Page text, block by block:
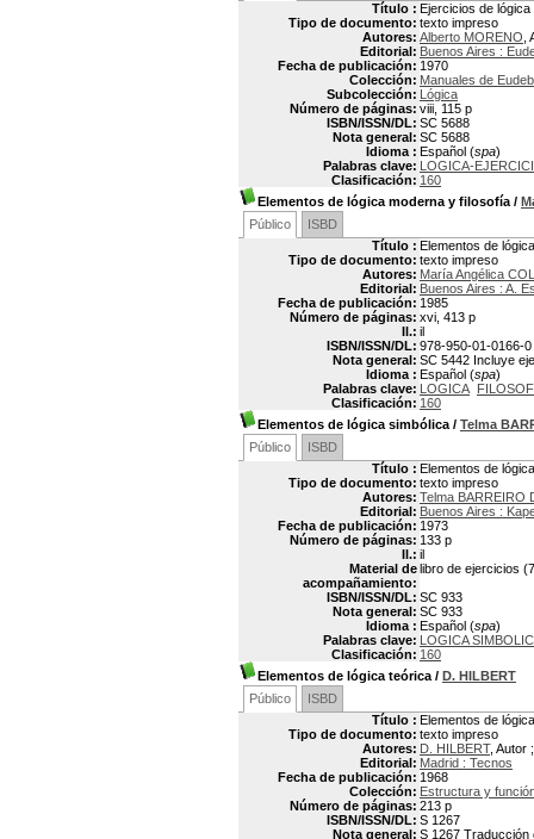
Título : Ejercicios de lógica
Tipo de documento: texto impreso
Autores: Alberto MORENO ,
Editorial: Buenos Aires :
Fecha de publicación: 1970
Colección: Manuales de
Subcolección: Lógica
Número de páginas: viii, 115 p
ISBN/ISSN/DL: SC 5688
Nota general: SC 5688
Idioma : Español (spa)
Palabras clave: LOGICA-
Clasificación: 160
Elementos de lógica moderna y filosofía /
Público
ISBD
Título : Elementos de
Tipo de documento: texto impreso
Autores: María Angélica
Editorial: Buenos Aires : A.
Fecha de publicación: 1985
Número de páginas: xvi, 413 p
Il.: il
ISBN/ISSN/DL: 978-950-01-0166-0
Nota general: SC 5442 Incluye
Idioma : Español (spa)
Palabras clave: LOGICA
Clasificación: 160
Elementos de lógica simbólica / Telma
Público
ISBD
Título : Elementos de
Tipo de documento: texto impreso
Autores: Telma BARREIRO
Editorial: Buenos Aires :
Fecha de publicación: 1973
Número de páginas: 133 p
Il.: il
Material de
acompañamiento:
libro de ejercicios
ISBN/ISSN/DL: SC 933
Nota general: SC 933
Idioma : Español (spa)
Palabras clave: LOGICA
Clasificación: 160
Elementos de lógica teórica / D. HILBERT
Público
ISBD
Título : Elementos de
Tipo de documento: texto impreso
Autores: D. HILBERT, Autor
Editorial: Madrid : Tecnos
Fecha de publicación: 1968
Colección: Estructura y
Número de páginas: 213 p
ISBN/ISSN/DL: S 1267
Nota general: S 1267 Traducción